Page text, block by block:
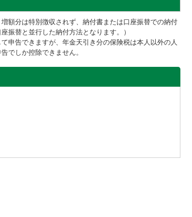
額分は特別徴収されず、納付書または口座振替での納付
振替と並行した納付方法となります。）
申告できますが、年金天引き分の保険税は本人以外の人
でしか控除できません。